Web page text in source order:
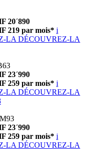
20´890
219 par mois* i
LA DÉCOUVREZ-LA
23´990
259 par mois* i
LA DÉCOUVREZ-LA
23´990
259 par mois* i
LA DÉCOUVREZ-LA